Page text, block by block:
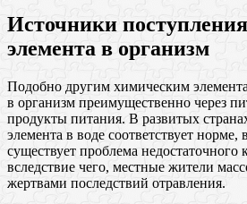
Источники
элемента в организм
Подобно другим химическим
в организм преимущественно через
продукты питания. В развитых
элемента в воде соответствует норме,
существует проблема недостаточного
вследствие чего, местные жители
жертвами последствий отравления.